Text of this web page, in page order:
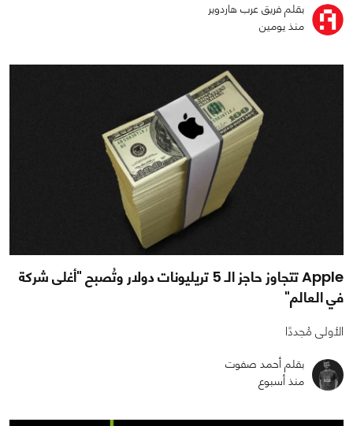
بقلم فريق عرب هاردوير
منذ يومين
Apple تتجاوز حاجز الـ 5 تريليونات دولار وتُصبح "أغلى شركة
في العالم"
الأولى مُجددًا
بقلم أحمد صفوت
منذ أسبوع